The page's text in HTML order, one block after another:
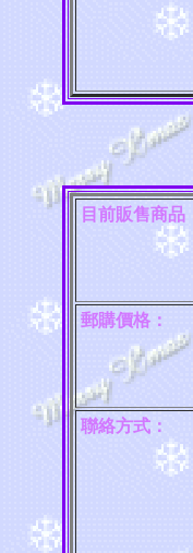
目前販售商品
郵購價格：
聯絡方式：